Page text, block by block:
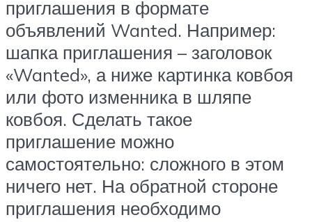
приглашения в формате
объявлений Wanted. Например:
шапка приглашения – заголовок
«Wanted», а ниже картинка ковбоя
или фото изменника в шляпе
ковбоя. Сделать такое
приглашение можно
самостоятельно: сложного в этом
ничего нет. На обратной стороне
приглашения необходимо